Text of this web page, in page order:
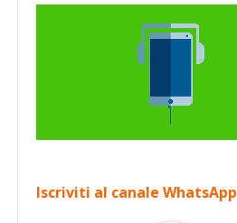
Iscriviti al canale WhatsApp